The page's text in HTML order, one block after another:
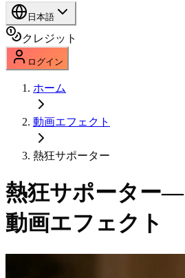
日本語
クレジット
ログイン
ホーム
動画エフェクト
熱狂サポーター
熱狂サポーター—
動画エフェクト